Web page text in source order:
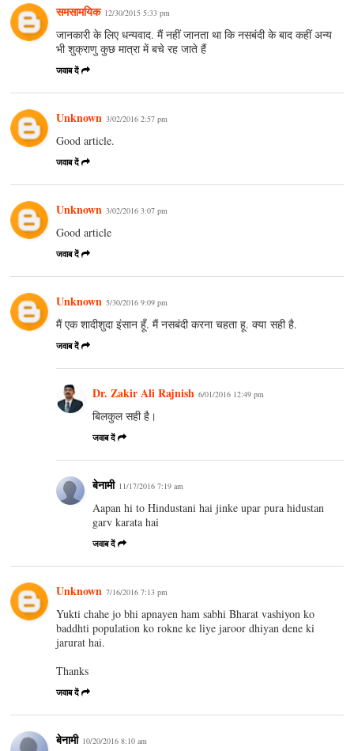
समसामयिक 12/30/2015 5:33 pm
जानकारी के लिए धन्यवाद. मैं नहीं जानता था कि नसबंदी के बाद कहीं अन्य
भी शुक्राणु कुछ मात्रा में बचे रह जाते हैं
जवाब दें
Unknown 3/02/2016 2:57 pm
Good article.
जवाब दें
Unknown 3/02/2016 3:07 pm
Good article
जवाब दें
Unknown 5/30/2016 9:09 pm
मैं एक शादीशुदा इंसान हूँ. मैं नसबंदी करना चहता हू. क्या सही है.
जवाब दें
Dr. Zakir Ali Rajnish 6/01/2016 12:49 pm
बिलकुल सही है।
जवाब दें
बेनामी 11/17/2016 7:19 am
Aapan hi to Hindustani hai jinke upar pura hidustan
garv karata hai
जवाब दें
Unknown 7/16/2016 7:13 pm
Yukti chahe jo bhi apnayen ham sabhi Bharat vashiyon ko
baddhti population ko rokne ke liye jaroor dhiyan dene ki
jarurat hai.
Thanks
जवाब दें
बेनामी 10/20/2016 8:10 am